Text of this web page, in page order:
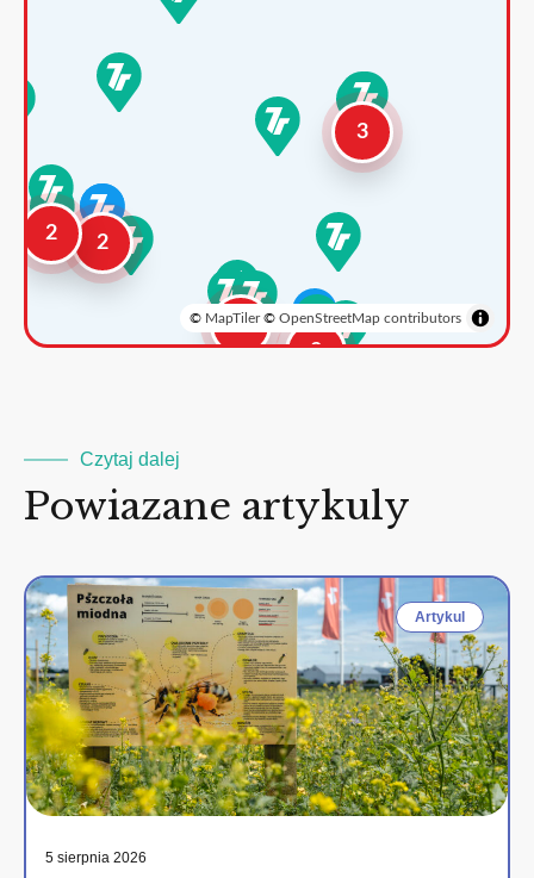
2
2
3
2
3
© MapTiler© OpenStreetMap contributors
Czytaj dalej
Powiazane artykuly
Artykul
5 sierpnia 2026